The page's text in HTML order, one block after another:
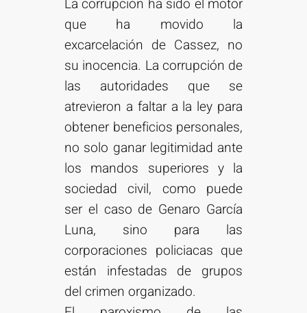
La corrupción ha sido el motor
que ha movido la
excarcelación de Cassez, no
su inocencia. La corrupción de
las autoridades que se
atrevieron a faltar a la ley para
obtener beneficios personales,
no solo ganar legitimidad ante
los mandos superiores y la
sociedad civil, como puede
ser el caso de Genaro García
Luna, sino para las
corporaciones policiacas que
están infestadas de grupos
del crimen organizado.